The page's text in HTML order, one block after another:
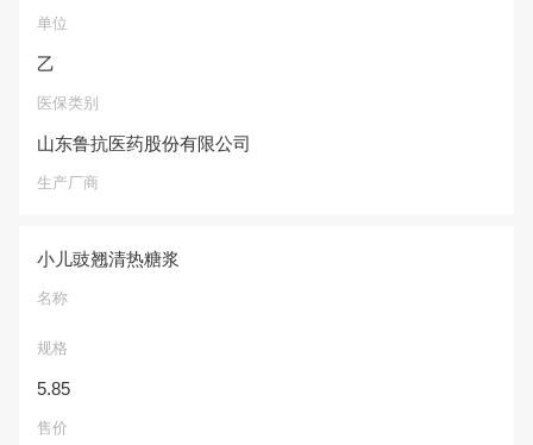
单位
乙
医保类别
山东鲁抗医药股份有限公司
生产厂商
小儿豉翘清热糖浆
名称
规格
5.85
售价